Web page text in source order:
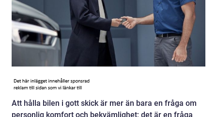
Att hålla bilen i gott skick är mer än bara en fråga om
personlig komfort och bekvämlighet; det är en fråga